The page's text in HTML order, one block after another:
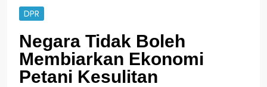
DPR
Negara Tidak Boleh
Membiarkan Ekonomi
Petani Kesulitan